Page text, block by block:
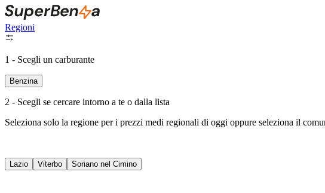
Regioni
1 - Scegli un carburante
Benzina
2 - Scegli se cercare intorno a te o dalla lista
Seleziona solo la regione per i prezzi medi regionali di oggi oppure seleziona il
Lazio Viterbo Soriano nel Cimino